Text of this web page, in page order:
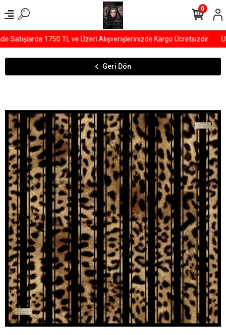
1750 TL ve Üzeri Alışverişlerinizde Kargo Ücretsizdir
0
Geri Dön